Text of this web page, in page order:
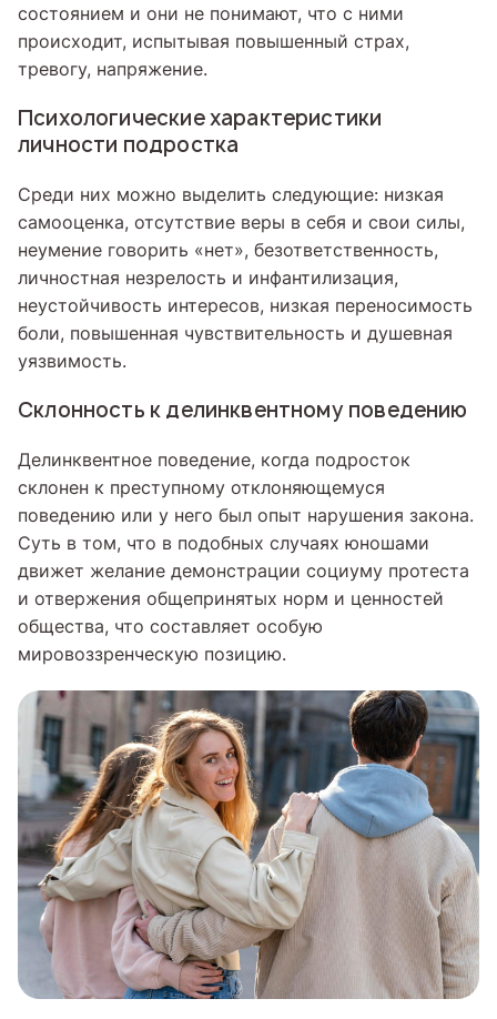
состоянием и они не понимают, что с ними
происходит, испытывая повышенный страх,
тревогу, напряжение.
Психологические характеристики
личности подростка
Среди них можно выделить следующие: низкая
самооценка, отсутствие веры в себя и свои силы,
неумение говорить «нет», безответственность,
личностная незрелость и инфантилизация,
неустойчивость интересов, низкая переносимость
боли, повышенная чувствительность и душевная
уязвимость.
Склонность к делинквентному поведению
Делинквентное поведение, когда подросток
склонен к преступному отклоняющемуся
поведению или у него был опыт нарушения закона.
Суть в том, что в подобных случаях юношами
движет желание демонстрации социуму протеста
и отвержения общепринятых норм и ценностей
общества, что составляет особую
мировоззренческую позицию.